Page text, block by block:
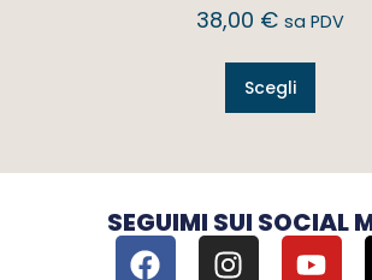
38,00 € sa PDV
Scegli
SEGUIMI SUI SOCIAL